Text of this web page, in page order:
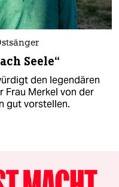
Seele“
den legendären
Frau Merkel von der
gut vorstellen.